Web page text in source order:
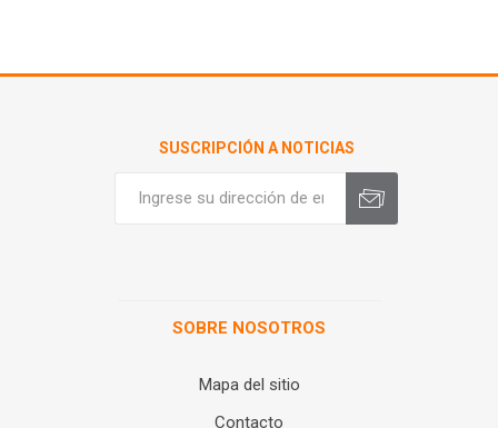
SUSCRIPCIÓN A NOTICIAS
SOBRE NOSOTROS
Mapa del sitio
Contacto